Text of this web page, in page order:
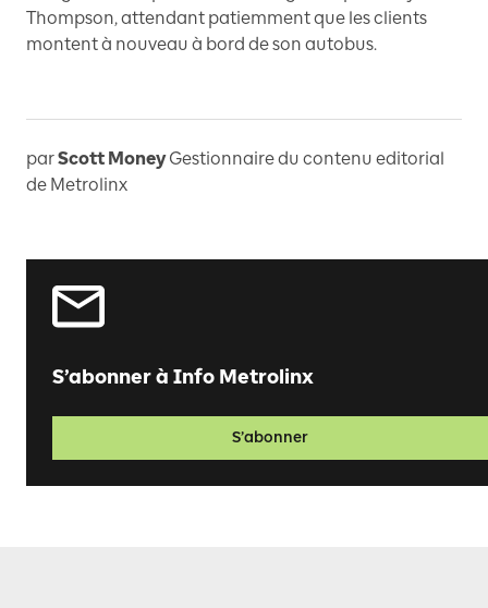
Thompson, attendant patiemment que les clients
montent à nouveau à bord de son autobus.
parScott Money Gestionnaire du contenu editorial
de Metrolinx
S’abonner à Info Metrolinx
S’abonner